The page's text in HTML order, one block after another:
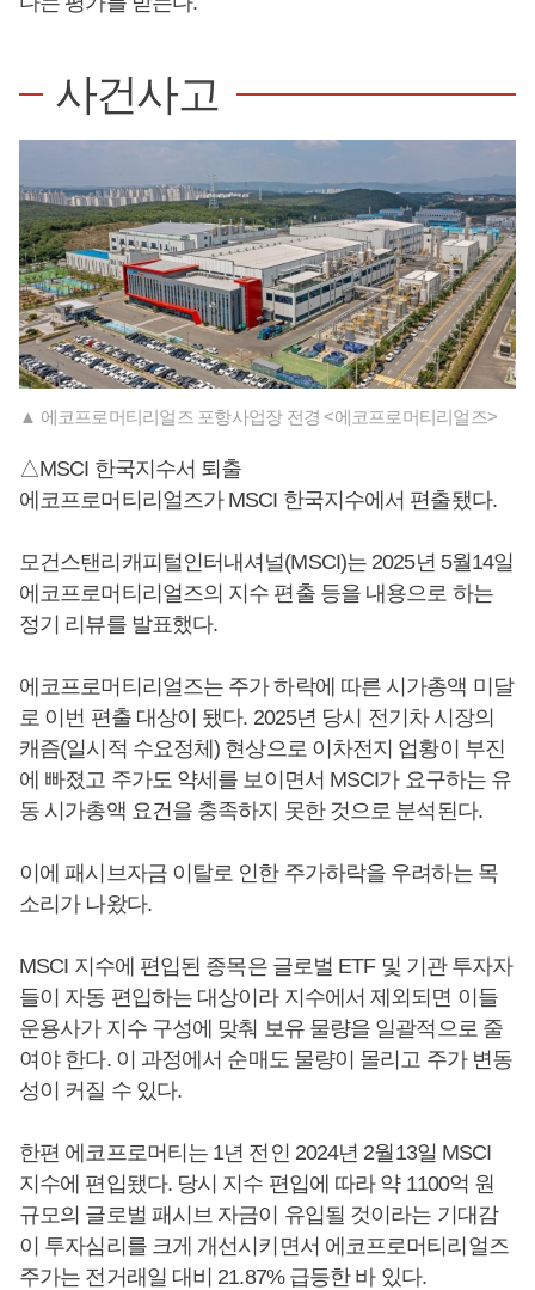
사건사고
▲ 에코프로머티리얼즈 포항사업장 전경 <에코프로머티리얼즈>
△MSCI 한국지수서 퇴출
에코프로머티리얼즈가 MSCI 한국지수에서 편출됐다.
모건스탠리캐피털인터내셔널(MSCI)는 2025년 5월14일
에코프로머티리얼즈의 지수 편출 등을 내용으로 하는
정기 리뷰를 발표했다.
에코프로머티리얼즈는 주가 하락에 따른 시가총액 미달
로 이번 편출 대상이 됐다. 2025년 당시 전기차 시장의
캐즘(일시적 수요정체) 현상으로 이차전지 업황이 부진
에 빠졌고 주가도 약세를 보이면서 MSCI가 요구하는 유
동 시가총액 요건을 충족하지 못한 것으로 분석된다.
이에 패시브자금 이탈로 인한 주가하락을 우려하는 목
소리가 나왔다.
MSCI 지수에 편입된 종목은 글로벌 ETF 및 기관 투자자
들이 자동 편입하는 대상이라 지수에서 제외되면 이들
운용사가 지수 구성에 맞춰 보유 물량을 일괄적으로 줄
여야 한다. 이 과정에서 순매도 물량이 몰리고 주가 변동
성이 커질 수 있다.
한편 에코프로머티는 1년 전인 2024년 2월13일 MSCI
지수에 편입됐다. 당시 지수 편입에 따라 약 1100억 원
규모의 글로벌 패시브 자금이 유입될 것이라는 기대감
이 투자심리를 크게 개선시키면서 에코프로머티리얼즈
주가는 전거래일 대비 21.87% 급등한 바 있다.